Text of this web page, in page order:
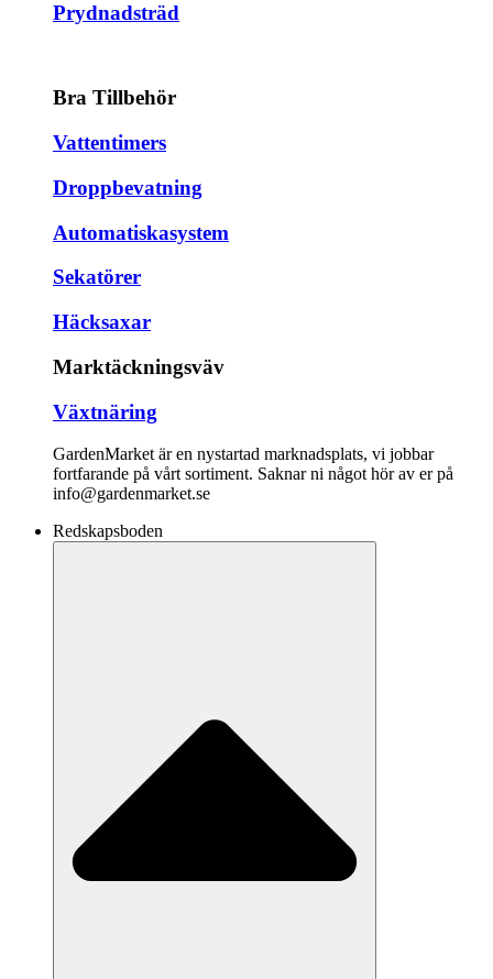
Prydnadsträd
Bra Tillbehör
Vattentimers
Droppbevatning
Automatiskasystem
Sekatörer
Häcksaxar
Marktäckningsväv
Växtnäring
GardenMarket är en nystartad marknadsplats, vi jobbar
fortfarande på vårt sortiment. Saknar ni något hör av er på
info@gardenmarket.se
Redskapsboden